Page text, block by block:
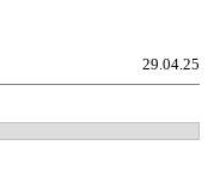
29.04.25